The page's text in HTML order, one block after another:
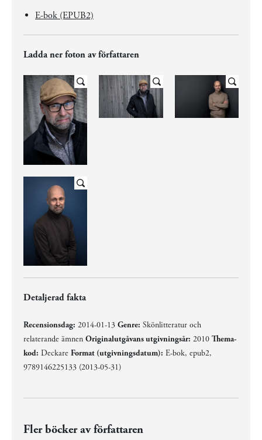
E-bok (EPUB2)
Ladda ner foton av författaren
Detaljerad fakta
Recensionsdag: 2014-01-13 Genre: Skönlitteratur och
relaterande ämnen Originalutgåvans utgivningsår: 2010 Thema-
kod: Deckare Format (utgivningsdatum): E-bok, epub2,
9789146225133 (2013-05-31)
Fler böcker av författaren